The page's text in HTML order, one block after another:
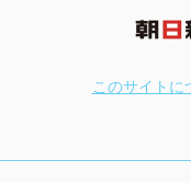
このサイトに